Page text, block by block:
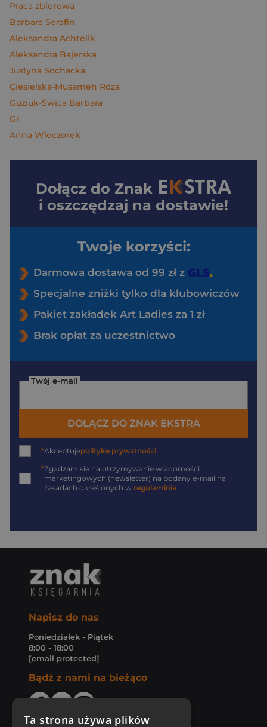
Praca zbiorowa
Barbara Serafin
Aleksandra Achtelik
Aleksandra Bajerska
Justyna Sochacka
Ciesielska-Musameh Róża
Guziuk-Świca Barbara
Gr
Anna Wieczorek
Dołącz do Znak
i oszczędzaj na dostawie!
Twoje korzyści:
Darmowa dostawa od 99 zł z
Specjalne zniżki tylko dla klubowiczów
Pakiet zakładek Art Ladies za 1 zł
Brak opłat za uczestnictwo
Twój e-mail
DOŁĄCZ DO ZNAK EKSTRA
*Akceptujępolitykę prywatności
*Zgadzam się na otrzymywanie wiadomości
marketingowych (newsletter) na podany e-mail na
zasadach określonych w regulaminie.
Napisz do nas
Poniedziałek - Piątek
8:00 - 18:00
[email protected]
Bądź z nami na bieżąco
Ta strona używa plików